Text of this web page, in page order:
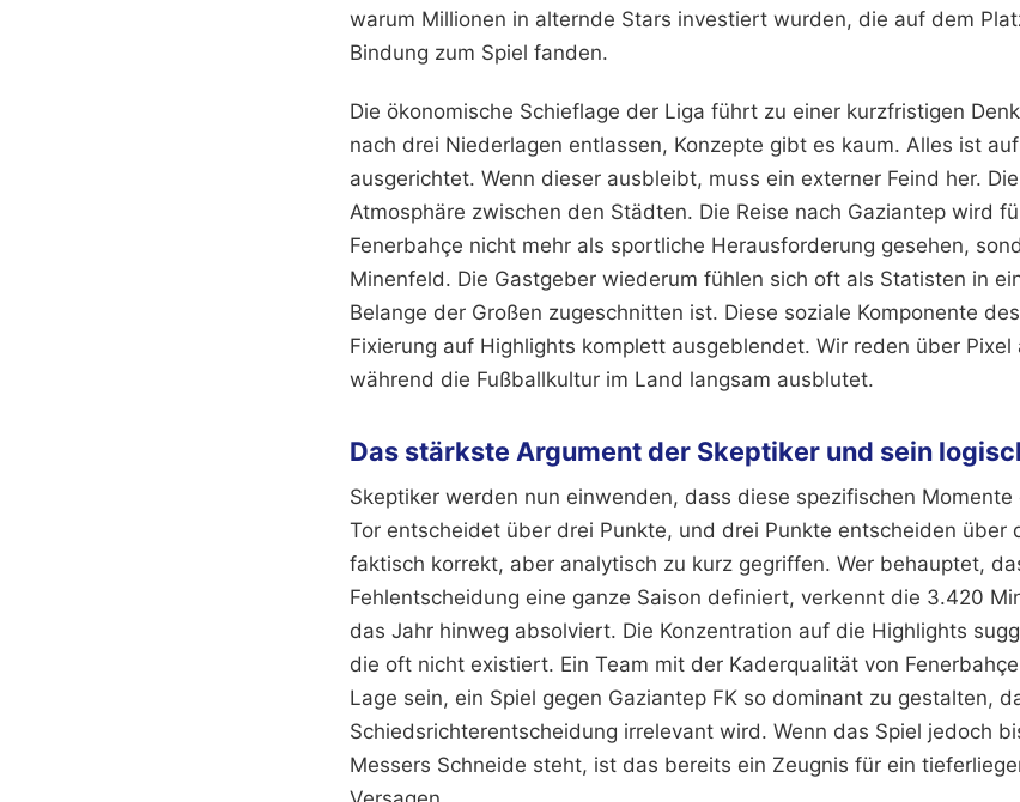
warum Millionen in alternde Stars investiert wurden, die auf dem
Bindung zum Spiel fanden.
Die ökonomische Schieflage der Liga führt zu einer kurzfristigen
nach drei Niederlagen entlassen, Konzepte gibt es kaum. Alles ist
ausgerichtet. Wenn dieser ausbleibt, muss ein externer Feind her.
Atmosphäre zwischen den Städten. Die Reise nach Gaziantep wird
Fenerbahçe nicht mehr als sportliche Herausforderung gesehen,
Minenfeld. Die Gastgeber wiederum fühlen sich oft als Statisten in
Belange der Großen zugeschnitten ist. Diese soziale Komponente
Fixierung auf Highlights komplett ausgeblendet. Wir reden über Pixel
während die Fußballkultur im Land langsam ausblutet.
Das stärkste Argument der Skeptiker und sein
Skeptiker werden nun einwenden, dass diese spezifischen Momente
Tor entscheidet über drei Punkte, und drei Punkte entscheiden über
faktisch korrekt, aber analytisch zu kurz gegriffen. Wer behauptet,
Fehlentscheidung eine ganze Saison definiert, verkennt die 3.420
das Jahr hinweg absolviert. Die Konzentration auf die Highlights
die oft nicht existiert. Ein Team mit der Kaderqualität von
Lage sein, ein Spiel gegen Gaziantep FK so dominant zu gestalten,
Schiedsrichterentscheidung irrelevant wird. Wenn das Spiel jedoch
Messers Schneide steht, ist das bereits ein Zeugnis für ein